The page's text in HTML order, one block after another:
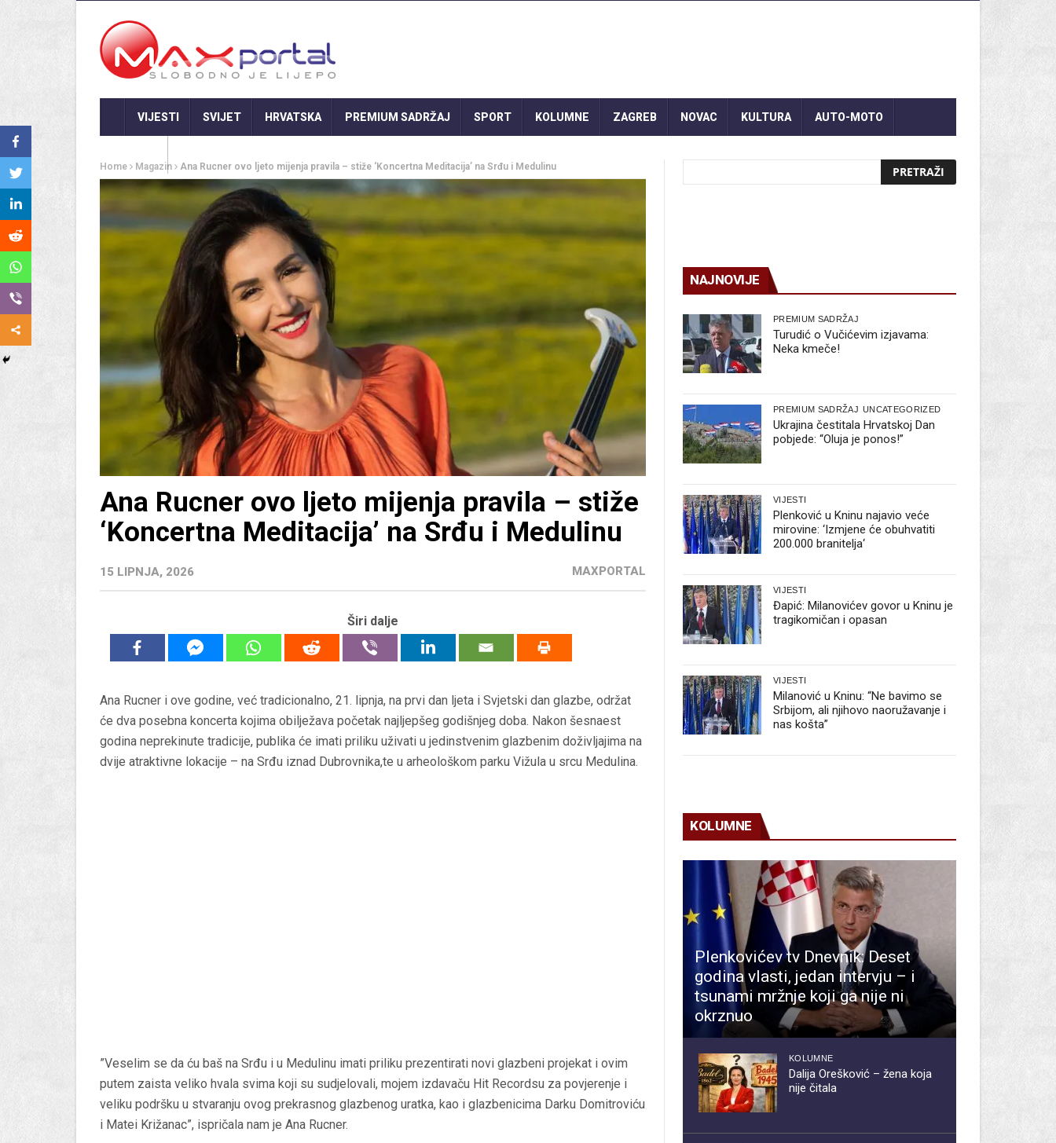
VIJESTI SVIJET HRVATSKA PREMIUM SADRŽAJ SPORT KOLUMNE ZAGREB NOVAC KULTURA AUTO-MOTO
Home Magazin Ana Rucner ovo ljeto mijenja pravila – stiže ‘Koncertna Meditacija’ na Srđu i Medulinu
Ana Rucner ovo ljeto mijenja pravila – stiže
‘Koncertna Meditacija’ na Srđu i Medulinu
15 LIPNJA, 2026 MAXPORTAL
Širi dalje
Ana Rucner i ove godine, već tradicionalno, 21. lipnja, na prvi dan ljeta i Svjetski dan glazbe, održat
će dva posebna koncerta kojima obilježava početak najljepšeg godišnjeg doba. Nakon šesnaest
godina neprekinute tradicije, publika će imati priliku uživati u jedinstvenim glazbenim doživljajima na
dvije atraktivne lokacije – na Srđu iznad Dubrovnika,te u arheološkom parku Vižula u srcu Medulina.
”Veselim se da ću baš na Srđu i u Medulinu imati priliku prezentirati novi glazbeni projekat i ovim
putem zaista veliko hvala svima koji su sudjelovali, mojem izdavaču Hit Recordsu za povjerenje i
veliku podršku u stvaranju ovog prekrasnog glazbenog uratka, kao i glazbenicima Darku Domitroviću
i Matei Križanac”, ispričala nam je Ana Rucner.
NAJNOVIJE
PREMIUM SADRŽAJ
Turudić o Vučićevim izjavama:
Neka kmeče!
PREMIUM SADRŽAJ UNCATEGORIZED
Ukrajina čestitala Hrvatskoj Dan
pobjede: “Oluja je ponos!”
VIJESTI
Plenković u Kninu najavio veće
mirovine: ‘Izmjene će obuhvatiti
200.000 branitelja‘
VIJESTI
Đapić: Milanovićev govor u Kninu je
tragikomičan i opasan
VIJESTI
Milanović u Kninu: “Ne bavimo se
Srbijom, ali njihovo naoružavanje i
nas košta”
KOLUMNE
Plenkovićev tv Dnevnik: Deset
godina vlasti, jedan intervju – i
tsunami mržnje koji ga nije ni
okrznuo
KOLUMNE
Dalija Orešković – žena koja
nije čitala